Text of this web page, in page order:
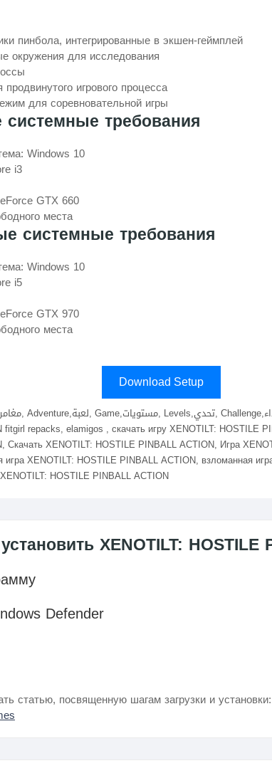
пинбола, интегрированные в экшен-геймплей
окружения для исследования
игрового процесса
для соревновательной игры
требования
Windows 10
i3
GTX 660
места
системные требования
Windows 10
i5
GTX 970
места
Download Setup
repacks, elamigos , скачать игру XENOTILT: HOSTILE
Скачать XENOTILT: HOSTILE PINBALL ACTION, Игра
игра XENOTILT: HOSTILE PINBALL ACTION, взломанная
HOSTILE PINBALL ACTION
XENOTILT: HOSTILE
Defender
статью, посвященную шагам загрузки и установки: